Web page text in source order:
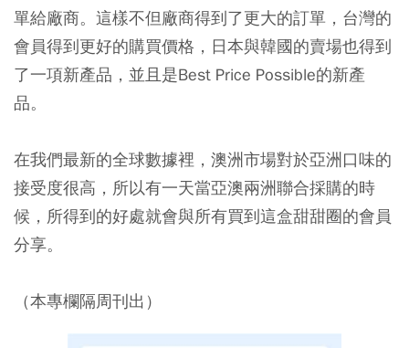
單給廠商。這樣不但廠商得到了更大的訂單，台灣的
會員得到更好的購買價格，日本與韓國的賣場也得到
了一項新產品，並且是Best Price Possible的新產
品。
在我們最新的全球數據裡，澳洲市場對於亞洲口味的
接受度很高，所以有一天當亞澳兩洲聯合採購的時
候，所得到的好處就會與所有買到這盒甜甜圈的會員
分享。
（本專欄隔周刊出）